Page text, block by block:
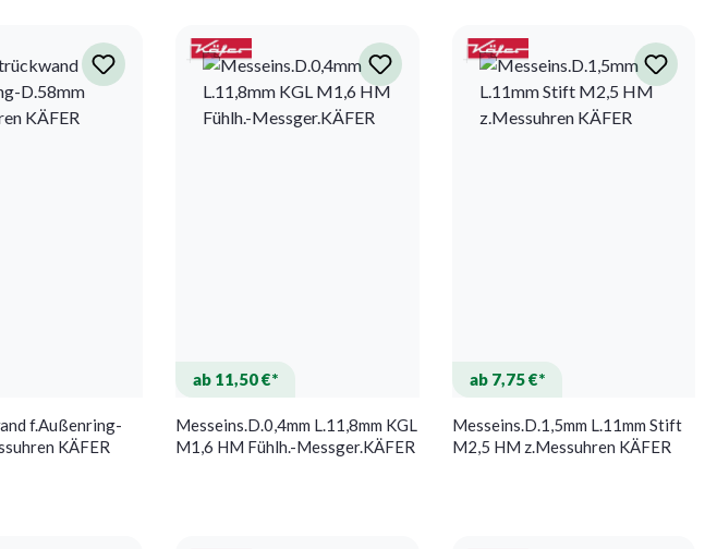
f.Außenring-
KÄFER
ab 11,50 €*
Messeins.D.0,4mm L.11,8mm KGL
M1,6 HM Fühlh.-Messger.KÄFER
ab 7,75 €*
Messeins.D.1,5mm L.11mm Stift
M2,5 HM z.Messuhren KÄFER